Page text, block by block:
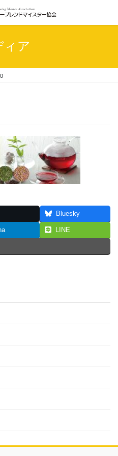
ィア
Bluesky
LINE